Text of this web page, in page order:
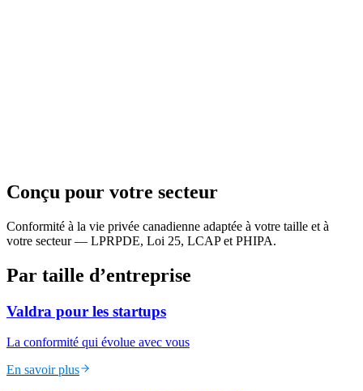
Conçu pour votre secteur
Conformité à la vie privée canadienne adaptée à votre taille et à
votre secteur — LPRPDE, Loi 25, LCAP et PHIPA.
Par taille d’entreprise
Valdra pour les startups
La conformité qui évolue avec vous
En savoir plus